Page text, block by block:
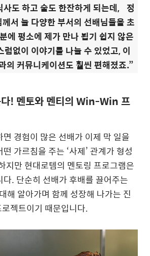
사도 하고 술도 한잔하게 되는데, 정
서 늘 다양한 부서의 선배님들을 초
에 평소에 제가 만나 뵙기 쉽지 않은
럼없이 이야기를 나눌 수 있었고, 이
의 커뮤니케이션도 훨씬 편해졌죠.”
다! 멘토와 멘티의 Win-Win 프
경험이 많은 선배가 이제 막 일을
가르침을 주는 ‘사제’ 관계가 형성
지만 현대로템의 멘토링 프로그램은
. 단순히 선배가 후배를 끌어주는
해 알아가며 함께 성장해 나가는 진
젝트이기 때문입니다.